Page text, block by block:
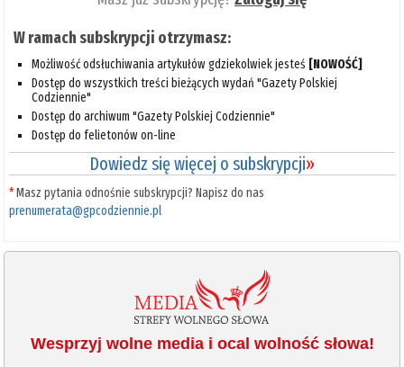
W ramach subskrypcji otrzymasz:
Możliwość odsłuchiwania artykułów gdziekolwiek jesteś [NOWOŚĆ]
Dostęp do wszystkich treści bieżących wydań "Gazety Polskiej
Codziennie"
Dostęp do archiwum "Gazety Polskiej Codziennie"
Dostęp do felietonów on-line
Dowiedz się więcej o subskrypcji»
*Masz pytania odnośnie subskrypcji? Napisz do nas
prenumerata@gpcodziennie.pl
Wesprzyj wolne media i ocal wolność słowa!